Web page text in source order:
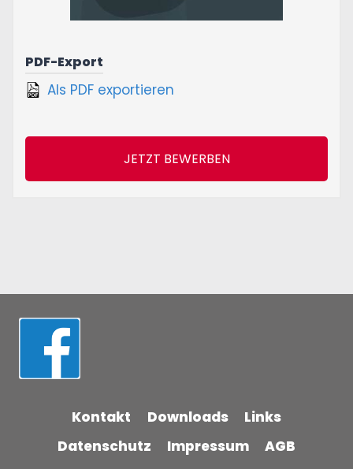
PDF-Export
Als PDF exportieren
JETZT BEWERBEN
Kontakt Downloads
Links
Datenschutz
Impressum AGB